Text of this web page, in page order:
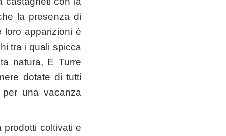
la presenza di
loro apparizioni è
tra i quali spicca
natura, E Turre
dotate di tutti
una vacanza
coltivati e